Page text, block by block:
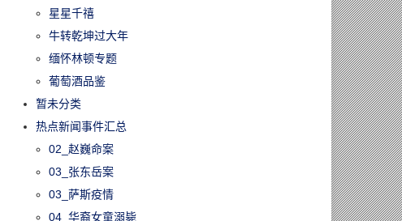
星星千禧
牛转乾坤过大年
缅怀林顿专题
葡萄酒品鉴
暂未分类
热点新闻事件汇总
02_赵巍命案
03_张东岳案
03_萨斯疫情
04_华裔女童溺毙